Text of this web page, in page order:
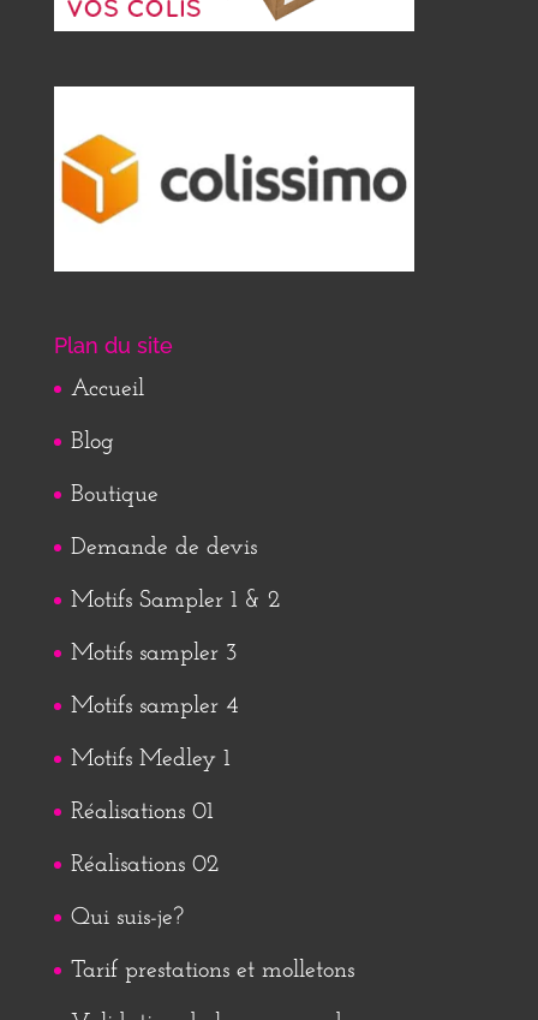
Plan du site
Accueil
Blog
Boutique
Demande de devis
Motifs Sampler 1 & 2
Motifs sampler 3
Motifs sampler 4
Motifs Medley 1
Réalisations 01
Réalisations 02
Qui suis-je?
Tarif prestations et molletons